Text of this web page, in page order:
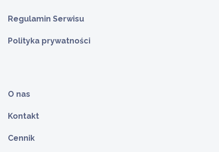
Regulamin Serwisu
Polityka prywatności
O nas
Kontakt
Cennik